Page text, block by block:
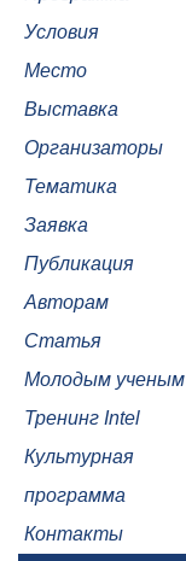
Условия
Место
Выставка
Организаторы
Тематика
Заявка
Публикация
Авторам
Статья
Молодым ученым
Тренинг Intel
Культурная
программа
Контакты